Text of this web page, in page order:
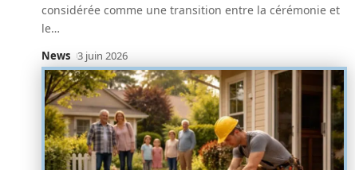
considérée comme une transition entre la cérémonie et
le…
News 3 juin 2026